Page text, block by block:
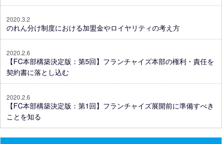
2020.3.2
のれん分け制度における加盟金やロイヤリティの考え方
2020.2.6
【FC本部構築決定版：第5回】フランチャイズ本部の権利・責任を
契約書に落とし込む
2020.2.6
【FC本部構築決定版：第1回】フランチャイズ展開前に準備すべき
ことを知る